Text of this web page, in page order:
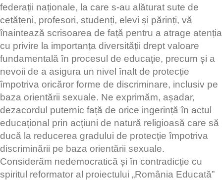
federații naționale, la care s-au alăturat sute de
cetățeni, profesori, studenți, elevi și părinți, vă
înaintează scrisoarea de față pentru a atrage atenția
cu privire la importanța diversității drept valoare
fundamentală în procesul de educație, precum și a
nevoii de a asigura un nivel înalt de protecție
împotriva oricăror forme de discriminare, inclusiv pe
baza orientării sexuale. Ne exprimăm, așadar,
dezacordul puternic față de orice ingerință în actul
educațional prin acțiuni de natură religioasă care să
ducă la reducerea gradului de protecție împotriva
discriminării pe baza orientării sexuale.
Considerăm nedemocratică și în contradicție cu
spiritul reformator al proiectului „România Educată”